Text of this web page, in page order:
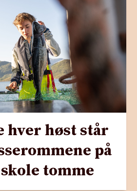
hver høst står
på
tomme